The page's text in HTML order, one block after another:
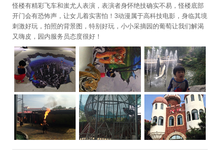
怪楼有精彩飞车和蚩尤人表演，表演者身怀绝技确实不易，怪楼底部
开门会有恐怖声，让女儿着实害怕！3动漫属于高科技电影，身临其境
刺激好玩，拍照的背景图，特别好玩，小小采摘园的葡萄让我们解渴
又嗨皮，园内服务员态度很好！